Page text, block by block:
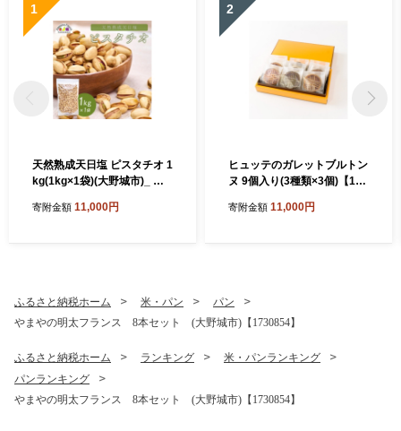
1
天然熟成天日塩 ピスタチオ 1
kg(1kg×1袋)(大野城市)_ ピ
然 熟成 天日塩 おやつ スナッ
寄附金額 11,000円
2
ヒュッテのガレットブルトン
ヌ 9個入り(3種類×3個)【176
寄附金額 11,000円
ふるさと納税ホーム 米・パン
パン
やまやの明太フランス 8本セット (大野城市)【1730854】
ふるさと納税ホーム ランキング
米・パンランキング
パンランキング
やまやの明太フランス 8本セット (大野城市)【1730854】